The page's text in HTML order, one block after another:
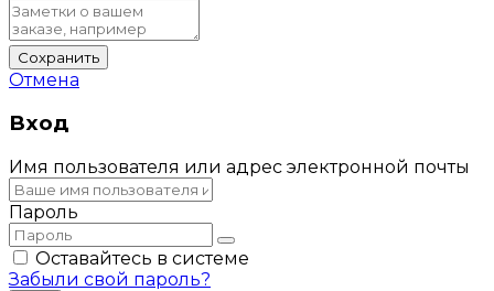
Сохранить
Отмена
Вход
Имя пользователя или адрес электронной почты
Пароль
Оставайтесь в системе
Забыли свой пароль?